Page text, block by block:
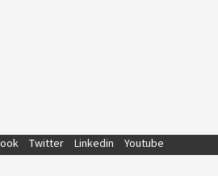
Twitter Linkedin Youtube